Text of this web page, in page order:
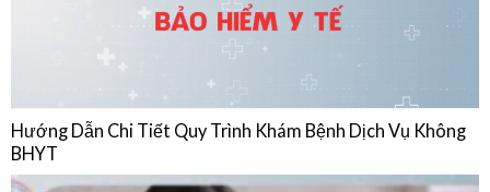
Hướng Dẫn Chi Tiết Quy Trình Khám Bệnh Dịch Vụ Không
BHYT